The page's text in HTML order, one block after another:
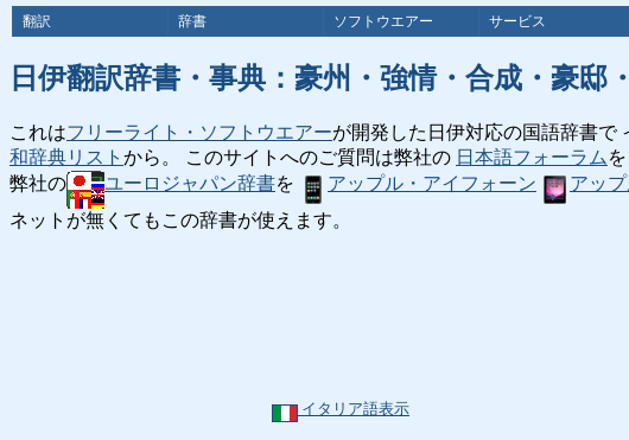
翻訳 辞書 ソフトウエアー サービス
日伊翻訳辞書・事典：豪州・強情・合成・豪邸
これはフリーライト・ソフトウエアーが開発した日伊対応の国語辞書で
和辞典リスト から。 このサイトへのご質問は弊社の 日本語フォーラム
弊社の
ユーロジャパン辞書を アップル・アイフォーン アッ
ネットが無くてもこの辞書が使えます。
イタリア語表示